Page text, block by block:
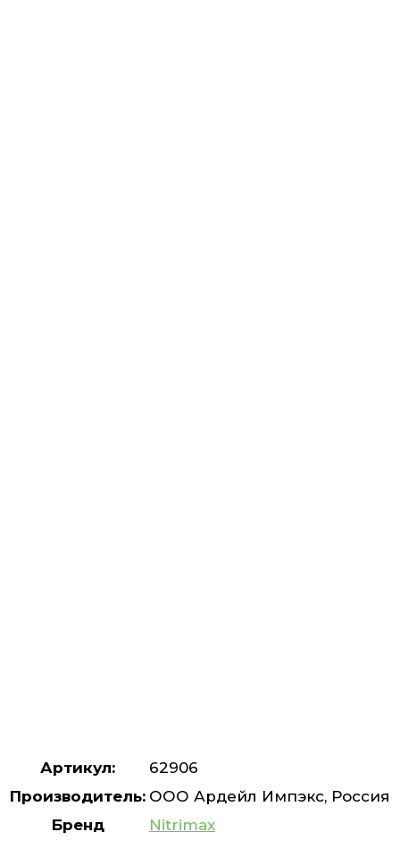
Артикул:
62906
Производитель: ООО Ардейл Импэкс, Россия
Бренд
Nitrimax